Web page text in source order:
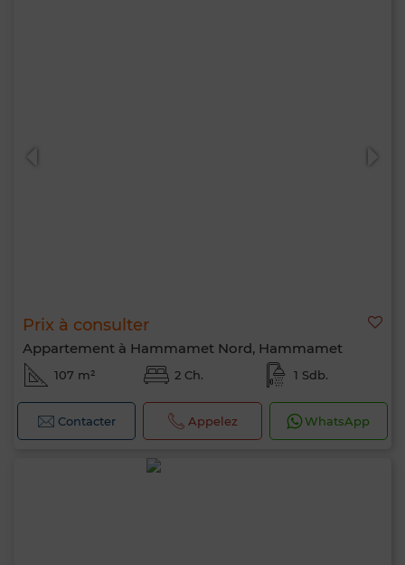
Prix à consulter
Appartement à Hammamet Nord, Hammamet
107 m² 2 Ch. 1 Sdb.
Contacter Appelez WhatsApp